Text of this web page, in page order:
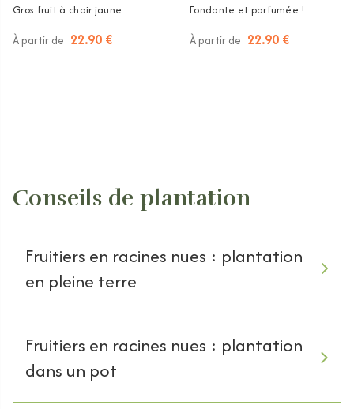
Gros fruit à chair jaune
À partir de 22.90 €
Fondante et parfumée !
À partir de 22.90 €
Conseils de plantation
Fruitiers en racines nues : plantation
en pleine terre
Fruitiers en racines nues : plantation
dans un pot